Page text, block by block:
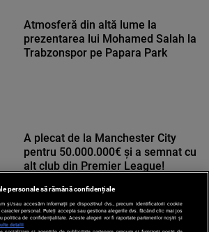
Atmosferă din altă lume la
prezentarea lui Mohamed Salah la
Trabzonspor pe Papara Park
A plecat de la Manchester City
pentru 50.000.000€ și a semnat cu
alt club din Premier League!
personale să rămână confidențiale
și/sau accesăm informații pe dispozitivul dvs., precum identificatorii cookie
caracter personal. Puteți accepta sau gestiona alegerile dvs. făcând clic mai jos
politica de confidențialitate. Aceste alegeri vor fi raportate partenerilor noștri și
detalii